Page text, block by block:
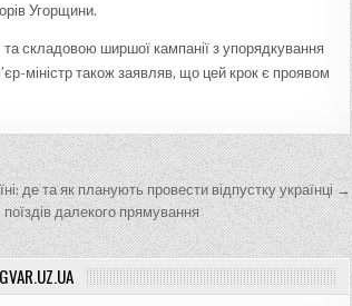
Угорщини.
складовою ширшої кампанії з упорядкування
міністр також заявляв, що цей крок є проявом
де та як планують провести відпустку українці →
далекого прямування